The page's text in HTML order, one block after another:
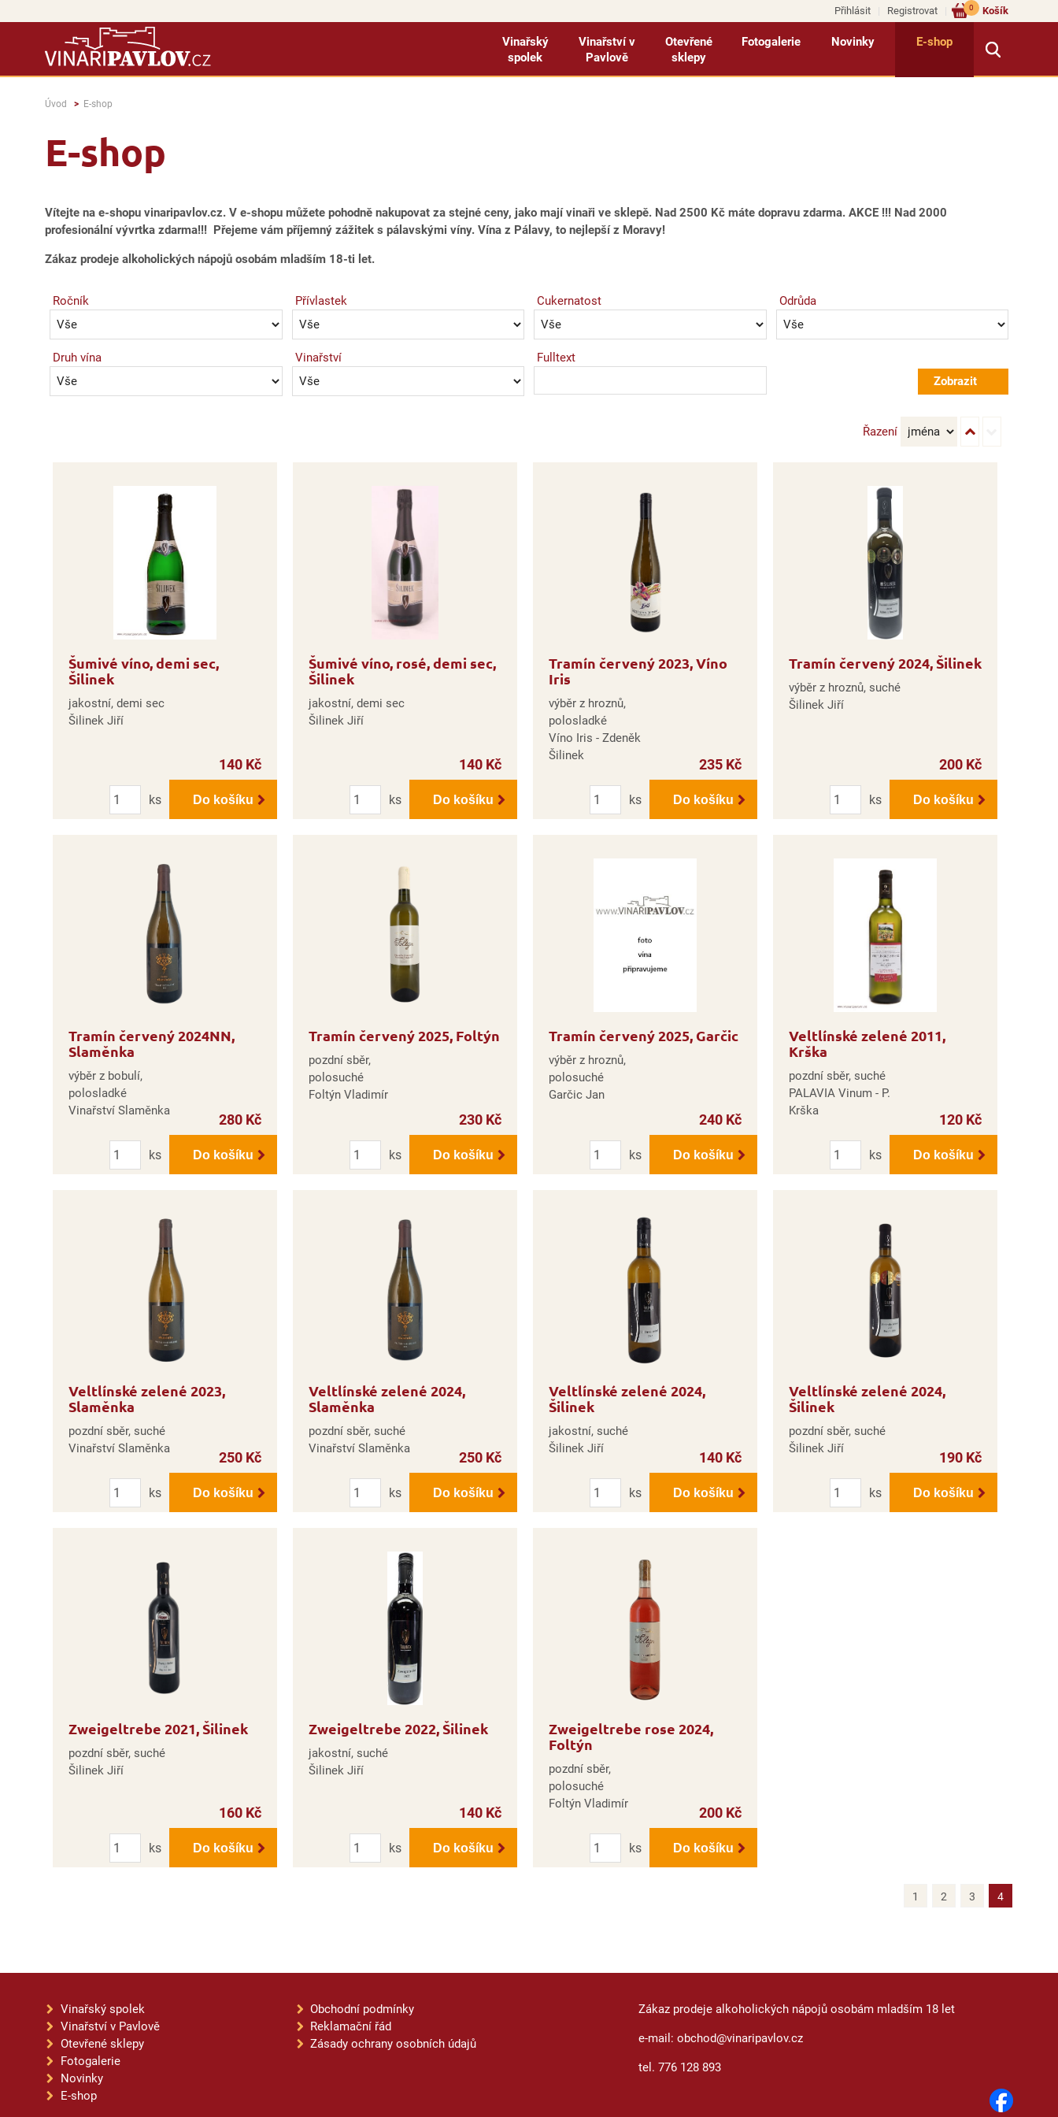
Přihlásit Registrovat Košík
0
Vinařský
spolek
Vinařství v
Pavlově
Otevřené
sklepy
Fotogalerie Novinky E-shop
Úvod E-shop
E-shop
Vítejte na e-shopu vinaripavlov.cz. V e-shopu můžete pohodně nakupovat za stejné ceny, jako mají vinaři ve sklepě. Nad 2500 Kč máte dopravu zdarma. AKCE !!! Nad 2000
profesionální vývrtka zdarma!!! Přejeme vám příjemný zážitek s pálavskými víny. Vína z Pálavy, to nejlepší z Moravy!
Zákaz prodeje alkoholických nápojů osobám mladším 18-ti let.
Ročník Přívlastek Cukernatost Odrůda
Druh vína Vinařství Fulltext
Řazení
Šumivé víno, demi sec,
Šilinek
jakostní, demi sec
Šilinek Jiří
140 Kč
Počet
ks
Do košíku
Šumivé víno, rosé, demi sec,
Šilinek
jakostní, demi sec
Šilinek Jiří
140 Kč
Počet
ks
Do košíku
Tramín červený 2023, Víno
Iris
výběr z hroznů,
polosladké
Víno Iris - Zdeněk
Šilinek
235 Kč
Počet
ks
Do košíku
Tramín červený 2024, Šilinek
výběr z hroznů, suché
Šilinek Jiří
200 Kč
Počet
ks
Do košíku
Tramín červený 2024NN,
Slaměnka
výběr z bobulí,
polosladké
Vinařství Slaměnka
280 Kč
Počet
ks
Do košíku
Tramín červený 2025, Foltýn
pozdní sběr,
polosuché
Foltýn Vladimír
230 Kč
Počet
ks
Do košíku
Tramín červený 2025, Garčic
výběr z hroznů,
polosuché
Garčic Jan
240 Kč
Počet
ks
Do košíku
Veltlínské zelené 2011,
Krška
pozdní sběr, suché
PALAVIA Vinum - P.
Krška
120 Kč
Počet
ks
Do košíku
Veltlínské zelené 2023,
Slaměnka
pozdní sběr, suché
Vinařství Slaměnka
250 Kč
Počet
ks
Do košíku
Veltlínské zelené 2024,
Slaměnka
pozdní sběr, suché
Vinařství Slaměnka
250 Kč
Počet
ks
Do košíku
Veltlínské zelené 2024,
Šilinek
jakostní, suché
Šilinek Jiří
140 Kč
Počet
ks
Do košíku
Veltlínské zelené 2024,
Šilinek
pozdní sběr, suché
Šilinek Jiří
190 Kč
Počet
ks
Do košíku
Zweigeltrebe 2021, Šilinek
pozdní sběr, suché
Šilinek Jiří
160 Kč
Počet
ks
Do košíku
Zweigeltrebe 2022, Šilinek
jakostní, suché
Šilinek Jiří
140 Kč
Počet
ks
Do košíku
Zweigeltrebe rose 2024,
Foltýn
pozdní sběr,
polosuché
Foltýn Vladimír
200 Kč
Počet
ks
Do košíku
1 2 3 4
Vinařský spolek
Vinařství v Pavlově
Otevřené sklepy
Fotogalerie
Novinky
E-shop
Obchodní podmínky
Reklamační řád
Zásady ochrany osobních údajů
Zákaz prodeje alkoholických nápojů osobám mladším 18 let
e-mail: obchod@vinaripavlov.cz
tel. 776 128 893